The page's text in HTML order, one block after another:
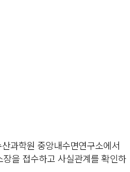
과학원 중앙내수면연구소에서
을 접수하고 사실관계를 확인하